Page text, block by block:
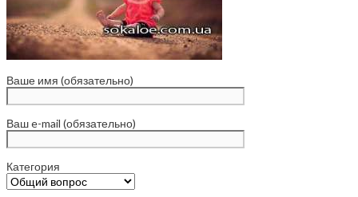
Ваше имя (обязательно)
Ваш e-mail (обязательно)
Категория